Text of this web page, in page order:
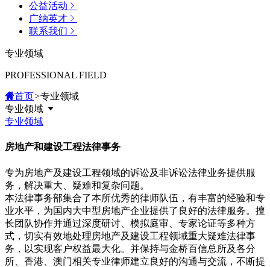
公益活动
广纳英才
联系我们
专业领域
PROFESSIONAL FIELD
首页>专业领域
专业领域
专业领域
房地产和建设工程法律事务
专为房地产及建设工程领域的诉讼及非诉讼法律业务提供服
务，解决重大、疑难和复杂问题。
本法律事务部集合了本所优秀的律师队伍， 有丰富的经验和专
业水平 ， 为国内大中型房地产企业提供了 良好的法律服务。 擅
长团队协作并通过深度研讨、模拟庭审、专家论证等多种方
式，切实有效地处理房地产及建设工程领域重大疑难法律事
务，以实现客户权益最大化。 并保持与金桥百信总所及各分
所 、香港、澳门相关专业律师建立良好的沟通与交流 ， 不断提